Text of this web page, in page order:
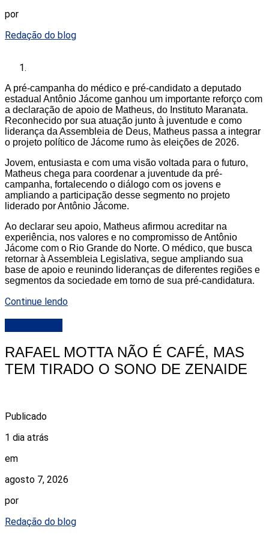
por
Redação do blog
A pré-campanha do médico e pré-candidato a deputado
estadual Antônio Jácome ganhou um importante reforço com
a declaração de apoio de Matheus, do Instituto Maranata.
Reconhecido por sua atuação junto à juventude e como
liderança da Assembleia de Deus, Matheus passa a integrar
o projeto político de Jácome rumo às eleições de 2026.
Jovem, entusiasta e com uma visão voltada para o futuro,
Matheus chega para coordenar a juventude da pré-
campanha, fortalecendo o diálogo com os jovens e
ampliando a participação desse segmento no projeto
liderado por Antônio Jácome.
Ao declarar seu apoio, Matheus afirmou acreditar na
experiência, nos valores e no compromisso de Antônio
Jácome com o Rio Grande do Norte. O médico, que busca
retornar à Assembleia Legislativa, segue ampliando sua
base de apoio e reunindo lideranças de diferentes regiões e
segmentos da sociedade em torno de sua pré-candidatura.
Continue lendo
RAFAEL MOTTA NÃO É CAFÉ, MAS
TEM TIRADO O SONO DE ZENAIDE
Publicado
1 dia atrás
em
agosto 7, 2026
por
Redação do blog